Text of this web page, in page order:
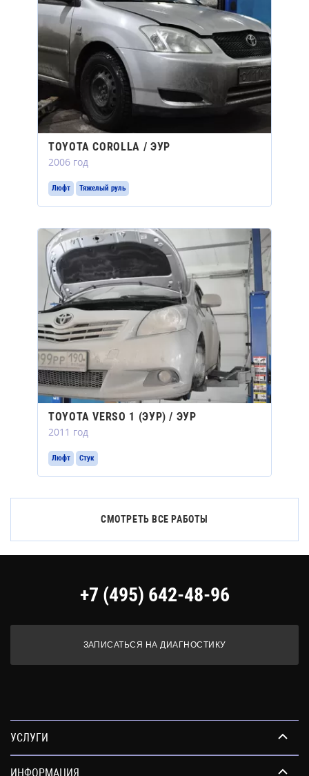
TOYOTA COROLLA / ЭУР
2006 год
Люфт Тяжелый руль
TOYOTA VERSO 1 (ЭУР) / ЭУР
2011 год
Люфт Стук
СМОТРЕТЬ ВСЕ РАБОТЫ
+7 (495) 642-48-96
ЗАПИСАТЬСЯ НА ДИАГНОСТИКУ
УСЛУГИ
ИНФОРМАЦИЯ